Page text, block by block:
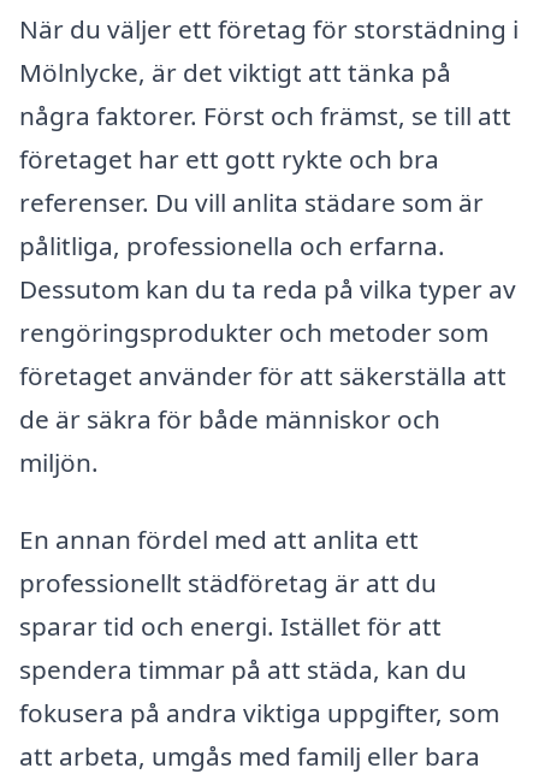
När du väljer ett företag för storstädning i
Mölnlycke, är det viktigt att tänka på
några faktorer. Först och främst, se till att
företaget har ett gott rykte och bra
referenser. Du vill anlita städare som är
pålitliga, professionella och erfarna.
Dessutom kan du ta reda på vilka typer av
rengöringsprodukter och metoder som
företaget använder för att säkerställa att
de är säkra för både människor och
miljön.
En annan fördel med att anlita ett
professionellt städföretag är att du
sparar tid och energi. Istället för att
spendera timmar på att städa, kan du
fokusera på andra viktiga uppgifter, som
att arbeta, umgås med familj eller bara